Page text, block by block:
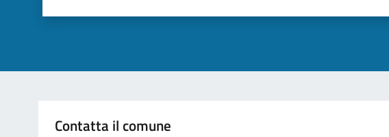
Contatta il comune